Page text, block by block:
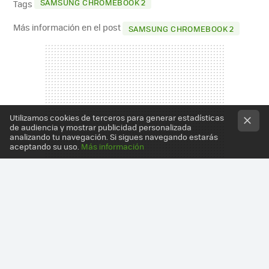
Tags
Más información en el post SAMSUNG CHROMEBOOK 2
Utilizamos cookies de terceros para generar estadísticas
de audiencia y mostrar publicidad personalizada
analizando tu navegación. Si sigues navegando estarás
aceptando su uso. Más información